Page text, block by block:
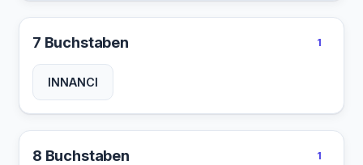
7 Buchstaben 1
INNANCI
8 Buchstaben 1